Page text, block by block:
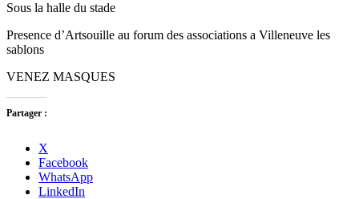
Sous la halle du stade
Presence d’Artsouille au forum des associations a Villeneuve les
sablons
VENEZ MASQUES
Partager :
X
Facebook
WhatsApp
LinkedIn